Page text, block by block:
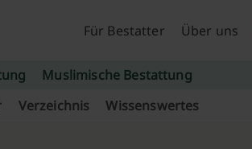
Für Bestatter
Über uns
Muslimische Bestattung
Verzeichnis Wissenswertes